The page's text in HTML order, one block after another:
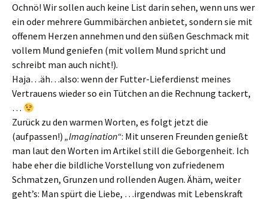
Ochnö! Wir sollen auch keine List darin sehen, wenn uns wer
ein oder mehrere Gummibärchen anbietet, sondern sie mit
offenem Herzen annehmen und den süßen Geschmack mit
vollem Mund geniefen (mit vollem Mund spricht und
schreibt man auch nicht!).
Haja…äh…also: wenn der Futter-Lieferdienst meines
Vertrauens wieder so ein Tütchen an die Rechnung tackert,
…
Zurück zu den warmen Worten, es folgt jetzt die
(aufpassen!) „Imagination“: Mit unseren Freunden genießt
man laut den Worten im Artikel still die Geborgenheit. Ich
habe eher die bildliche Vorstellung von zufriedenem
Schmatzen, Grunzen und rollenden Augen. Ähäm, weiter
geht’s: Man spürt die Liebe, …irgendwas mit Lebenskraft